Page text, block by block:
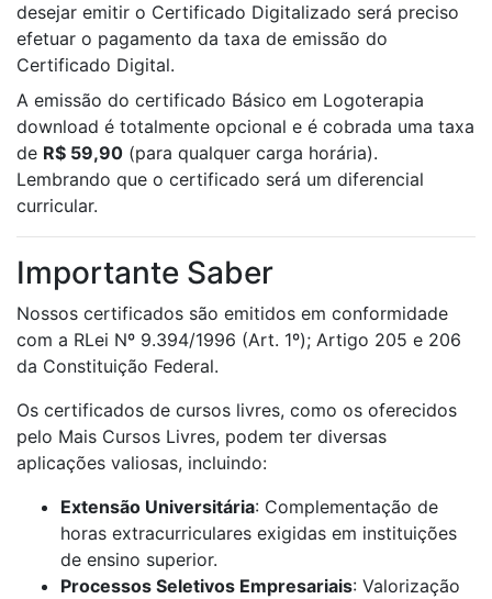
desejar emitir o Certificado Digitalizado será preciso
efetuar o pagamento da taxa de emissão do
Certificado Digital.
A emissão do certificado Básico em Logoterapia
download é totalmente opcional e é cobrada uma taxa
de R$ 59,90 (para qualquer carga horária).
Lembrando que o certificado será um diferencial
curricular.
Importante Saber
Nossos certificados são emitidos em conformidade
com a RLei Nº 9.394/1996 (Art. 1º); Artigo 205 e 206
da Constituição Federal.
Os certificados de cursos livres, como os oferecidos
pelo Mais Cursos Livres, podem ter diversas
aplicações valiosas, incluindo:
Extensão Universitária: Complementação de
horas extracurriculares exigidas em instituições
de ensino superior.
Processos Seletivos Empresariais: Valorização